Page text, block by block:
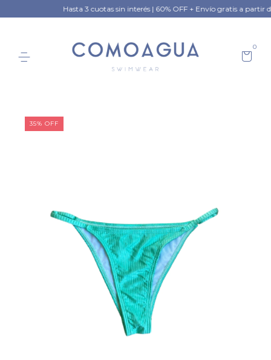
Hasta 3 cuotas sin interés | 60% OFF + Envío gratis a partir de
0
35% OFF